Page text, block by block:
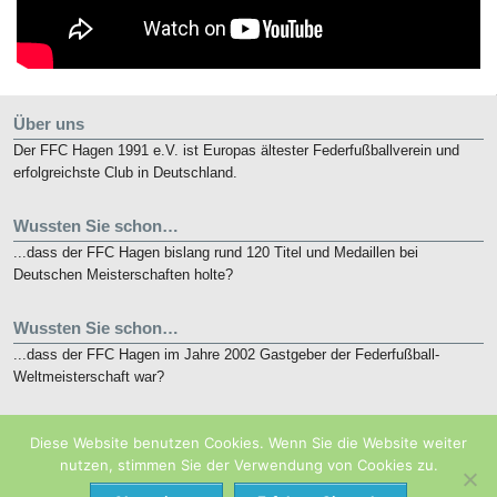
Über uns
Der FFC Hagen 1991 e.V. ist Europas ältester Federfußballverein und
erfolgreichste Club in Deutschland.
Wussten Sie schon…
...dass der FFC Hagen bislang rund 120 Titel und Medaillen bei
Deutschen Meisterschaften holte?
Wussten Sie schon…
...dass der FFC Hagen im Jahre 2002 Gastgeber der Federfußball-
Weltmeisterschaft war?
Die nunmehr 10. French Open finden vom 19. bis 21. Mai 2018 in
Eaubonne bei Paris statt.
Diese Website benutzen Cookies. Wenn Sie die Website weiter
nutzen, stimmen Sie der Verwendung von Cookies zu.